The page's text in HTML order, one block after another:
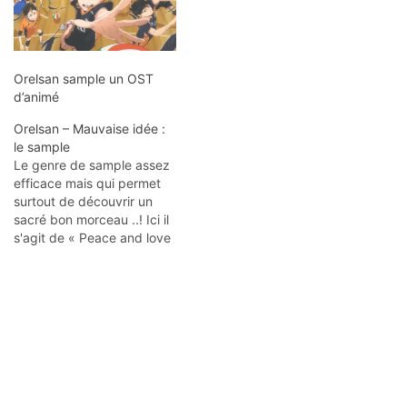
Orelsan sample un OST
d’animé
Orelsan – Mauvaise idée :
le sample
Le genre de sample assez
efficace mais qui permet
surtout de découvrir un
sacré bon morceau ..! Ici il
s'agit de « Peace and love